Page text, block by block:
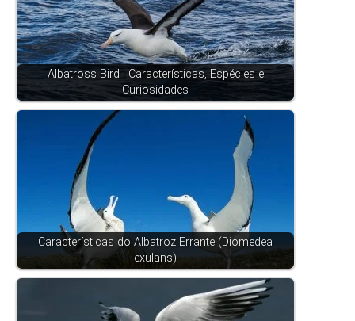
Albatross Bird | Características, Espécies e
Curiosidades
Características do Albatroz Errante (Diomedea
exulans)